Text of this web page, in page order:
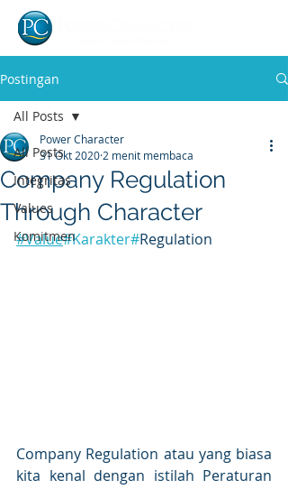
Postingan
All Posts
Integritas
Values
Komitmen
All Posts
Company Regulation
Through Character
Power Character
31 Okt 2020 2 menit membaca
#Value#Karakter#Regulation
Company Regulation atau yang biasa
kita kenal dengan istilah Peraturan